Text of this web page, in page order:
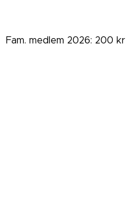
Fam. medlem 2026: 200 kr